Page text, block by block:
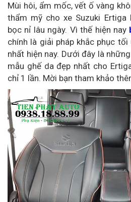
Mùi hôi, ẩm mốc, vết ố vàng
thẩm mỹ cho xe Suzuki Ertiga
bọc nỉ lâu ngày. Vì thế hiện nay
chính là giải pháp khắc phục
nhất hiện nay. Dưới đây là
mẫu ghế da đẹp nhất cho
chỉ 1 lần. Mời bạn tham khảo